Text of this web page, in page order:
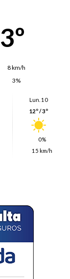
3º
8 km/h
3%
Lun. 10
12º / 3º
0%
15 km/h